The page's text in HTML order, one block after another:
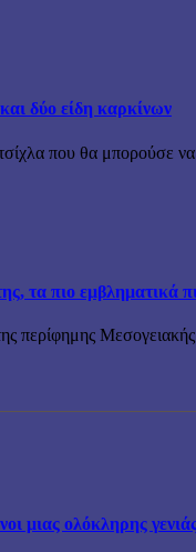
δύο είδη καρκίνων
που θα μπορούσε
τα πιο εμβληματικά
περίφημης
μιας ολόκληρης